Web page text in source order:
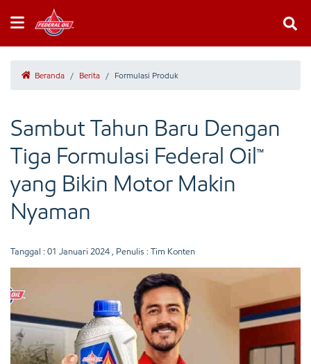
Beranda / Berita / Formulasi Produk
Sambut Tahun Baru Dengan
Tiga Formulasi Federal Oil™
yang Bikin Motor Makin
Nyaman
Tanggal : 01 Januari 2024 , Penulis : Tim Konten